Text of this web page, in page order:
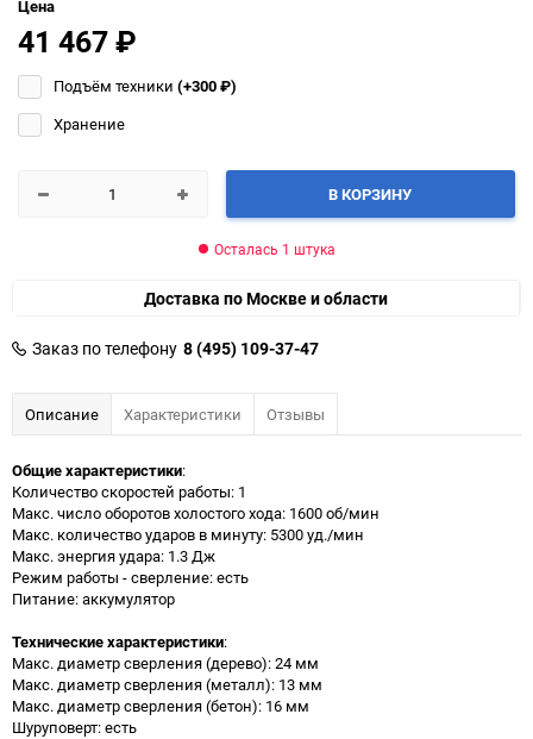
Цена
41 467₽
Подъём техники (+300₽)
Хранение
В КОРЗИНУ
Осталась 1 штука
Доставка по Москве и области
Заказ по телефону 8 (495) 109-37-47
Описание Характеристики Отзывы
Общие характеристики:
Количество скоростей работы: 1
Макс. число оборотов холостого хода: 1600 об/мин
Макс. количество ударов в минуту: 5300 уд./мин
Макс. энергия удара: 1.3 Дж
Режим работы - сверление: есть
Питание: аккумулятор
Технические характеристики:
Макс. диаметр сверления (дерево): 24 мм
Макс. диаметр сверления (металл): 13 мм
Макс. диаметр сверления (бетон): 16 мм
Шуруповерт: есть